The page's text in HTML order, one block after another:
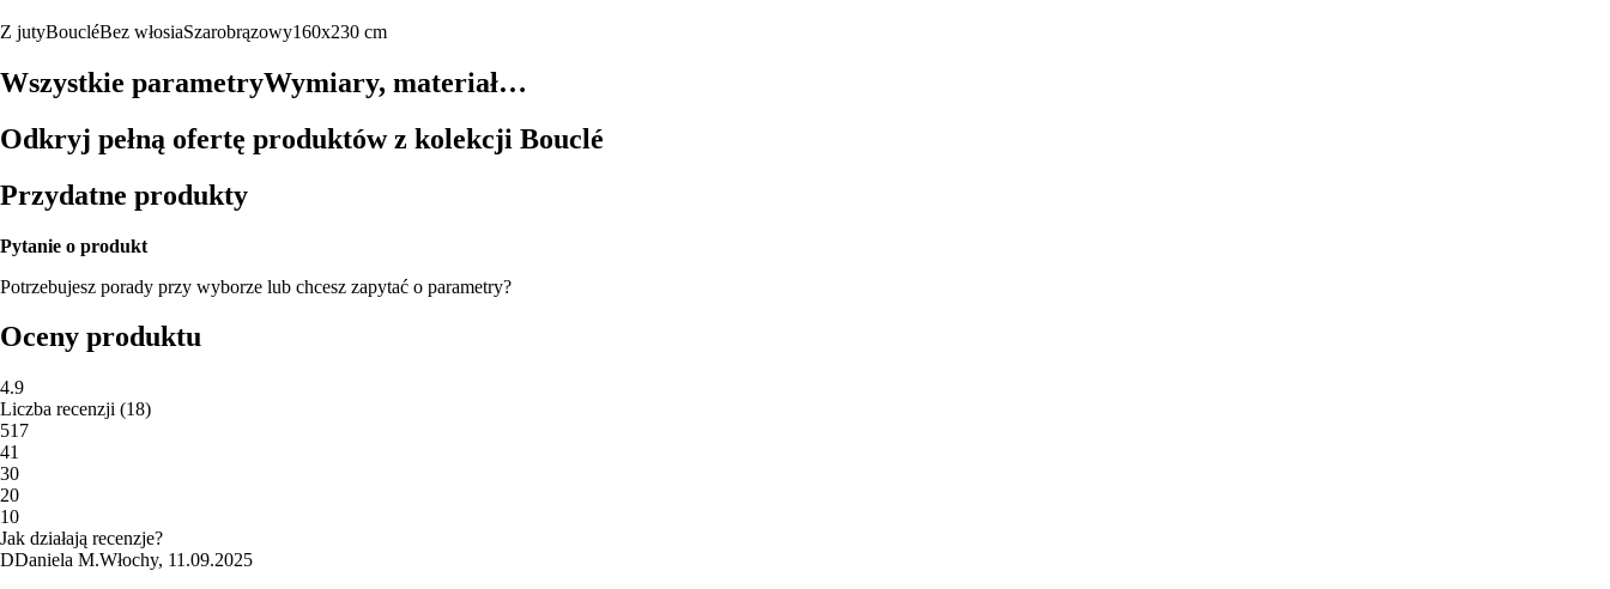
Z jutyBoucléBez włosiaSzarobrązowy160x230 cm
Wszystkie parametryWymiary, materiał…
Odkryj pełną ofertę produktów z kolekcji Bouclé
Przydatne produkty
Pytanie o produkt
Potrzebujesz porady przy wyborze lub chcesz zapytać o parametry?
Oceny produktu
4.9
Liczba recenzji (18)
517
41
30
20
10
Jak działają recenzje?
DDaniela M.Włochy, 11.09.2025